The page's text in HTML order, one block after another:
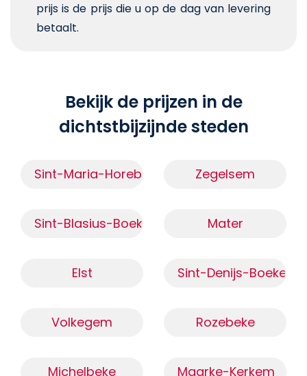
prijs is de prijs die u op de dag van levering
betaalt.
Bekijk de prijzen in de
dichtstbijzijnde steden
Sint-Maria-Horebeke Zegelsem
Sint-Blasius-Boekel Mater
Elst Sint-Denijs-Boekel
Volkegem Rozebeke
Michelbeke Maarke-Kerkem